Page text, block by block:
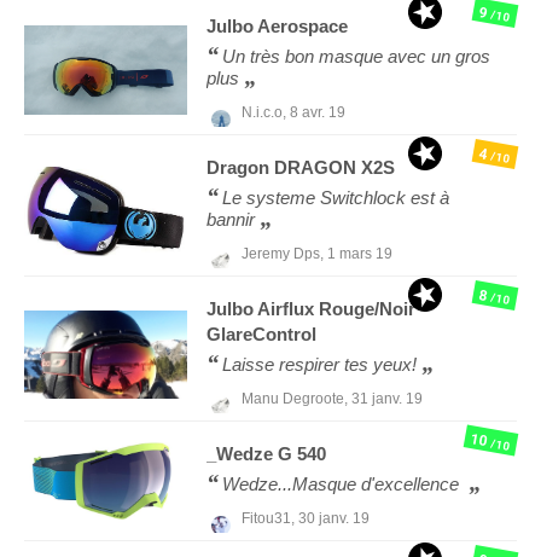
Julbo Aerospace
Un très bon masque avec un gros
plus
N.i.c.o, 8 avr. 19
9/10
Dragon DRAGON X2S
Le systeme Switchlock est à
bannir
Jeremy Dps, 1 mars 19
4/10
Julbo Airflux Rouge/Noir
GlareControl
Laisse respirer tes yeux!
Manu Degroote, 31 janv. 19
8/10
_Wedze G 540
Wedze...Masque d'excellence
Fitou31, 30 janv. 19
10/10